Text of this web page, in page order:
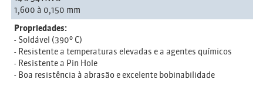
1,600 à 0,150 mm
Propriedades:
- Soldável (390º C)
- Resistente a temperaturas elevadas e a agentes químicos
- Resistente a Pin Hole
- Boa resistência à abrasão e excelente bobinabilidade